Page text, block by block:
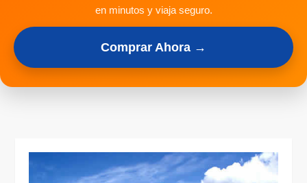
en minutos y viaja seguro.
Comprar Ahora →